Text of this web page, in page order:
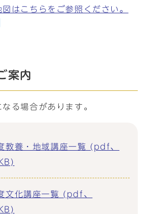
はこちらをご参照ください。
案内
る場合があります。
教養・地域講座一覧 (pdf、
文化講座一覧 (pdf、